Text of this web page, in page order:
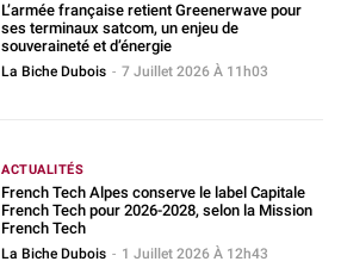
L’armée française retient Greenerwave pour
ses terminaux satcom, un enjeu de
souveraineté et d’énergie
La Biche Dubois - 7 Juillet 2026 À 11h03
ACTUALITÉS
French Tech Alpes conserve le label Capitale
French Tech pour 2026-2028, selon la Mission
French Tech
La Biche Dubois - 1 Juillet 2026 À 12h43